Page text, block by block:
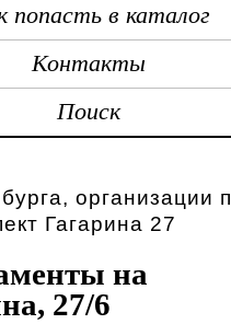
попасть в каталог
Контакты
Поиск
организации
Гагарина 27
на
27/6